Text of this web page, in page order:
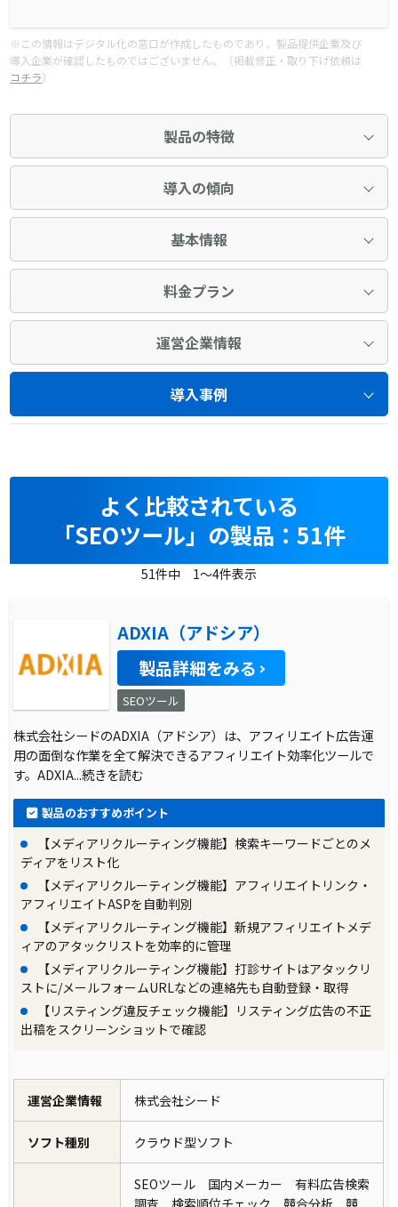
※この情報はデジタル化の窓口が作成したものであり、製品提供企業及び
導入企業が確認したものではございません。（掲載修正・取り下げ依頼は
コチラ）
製品の特徴
導入の傾向
基本情報
料金プラン
運営企業情報
導入事例
よく比較されている
「SEOツール」の製品：51件
51件中 1～4件表示
ADXIA（アドシア）
製品詳細をみる
SEOツール
株式会社シードのADXIA（アドシア）は、アフィリエイト広告運
用の面倒な作業を全て解決できるアフィリエイト効率化ツールで
す。ADXIA...続きを読む
製品のおすすめポイント
【メディアリクルーティング機能】検索キーワードごとのメ
ディアをリスト化
【メディアリクルーティング機能】アフィリエイトリンク・
アフィリエイトASPを自動判別
【メディアリクルーティング機能】新規アフィリエイトメデ
ィアのアタックリストを効率的に管理
【メディアリクルーティング機能】打診サイトはアタックリ
ストに/メールフォームURLなどの連絡先も自動登録・取得
【リスティング違反チェック機能】リスティング広告の不正
出稿をスクリーンショットで確認
運営企業情報 株式会社シード
ソフト種別 クラウド型ソフト
SEOツール 国内メーカー 有料広告検索
調査 検索順位チェック 競合分析 競